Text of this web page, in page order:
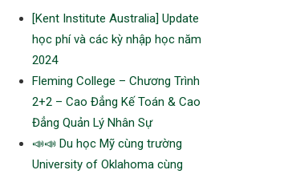
[Kent Institute Australia] Update
học phí và các kỳ nhập học năm
2024
Fleming College – Chương Trình
2+2 – Cao Đẳng Kế Toán & Cao
Đẳng Quản Lý Nhân Sự
📣📣 Du học Mỹ cùng trường
University of Oklahoma cùng